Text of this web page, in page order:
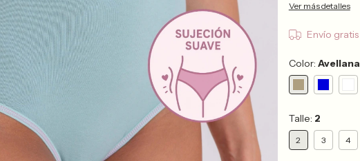
Ver más detalles
Envío gratis
Color: Avellana
Talle: 2
2 3 4